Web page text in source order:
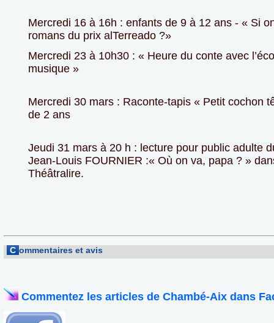
Mercredi 16 à 16h : enfants de 9 à 12 ans - « Si
romans du prix alTerreado ?»
Mercredi 23 à 10h30 : « Heure du conte avec
musique »
Mercredi 30 mars : Raconte-tapis « Petit cochon
de 2 ans
Jeudi 31 mars à 20 h : lecture pour public adulte
Jean-Louis FOURNIER :« Où on va, papa ? »
Théâtralire.
C ommentaires et avis
Commentez les articles de Chambé-Aix dans